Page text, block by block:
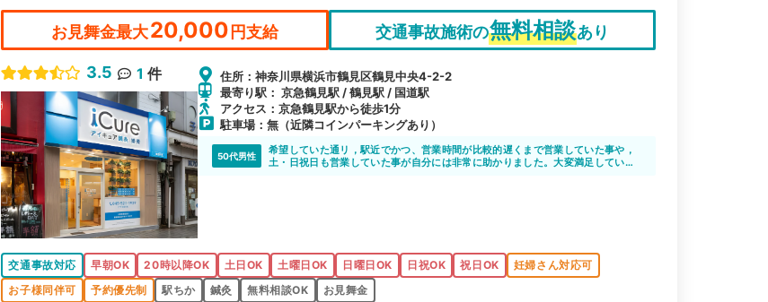
お見舞金最大20,000 円支給 交通事故施術の無料相談あり
3.5 1 件
住所：神奈川県横浜市鶴見区鶴見中央4-2-2
最寄り駅： 京急鶴見駅 / 鶴見駅 / 国道駅
アクセス：京急鶴見駅から徒歩1分
駐車場：無（近隣コインパーキングあり）
50代男性
希望していた通リ，駅近でかつ、営業時間が比較的遅くまで営業していた事や，
土・日祝日も営業していた事が自分には非常に助かりました。大変満足していま
交通事故対応 早朝OK 20時以降OK 土日OK 土曜日OK 日曜日OK 日祝OK 祝日OK
妊婦さん対応可
お子様同伴可
予約優先制 駅ちか 鍼灸 無料相談OK お見舞金